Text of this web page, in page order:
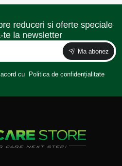
reduceri si oferte speciale
te la newsletter
Ma abonez
cu Politica de confidențialitate